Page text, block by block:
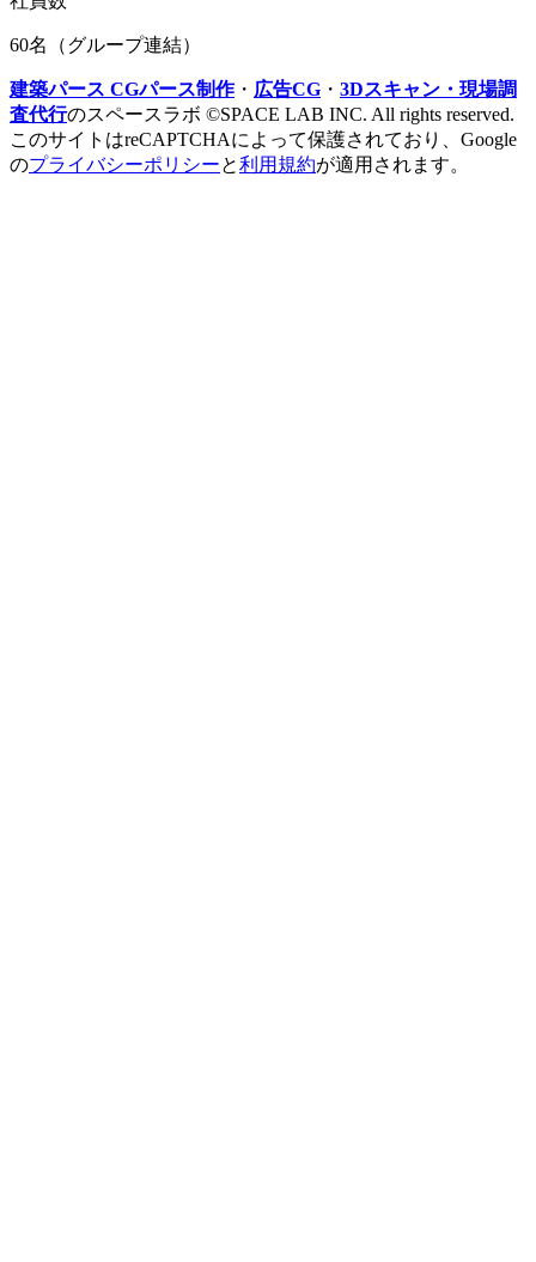
60名（グループ連結）
建築パース CGパース制作・ 広告CG ・ 3Dスキャン・現場調
査代行のスペースラボ ©SPACE LAB INC. All rights reserved.
このサイトはreCAPTCHAによって保護されており、Google
のプライバシーポリシーと利用規約が適用されます。